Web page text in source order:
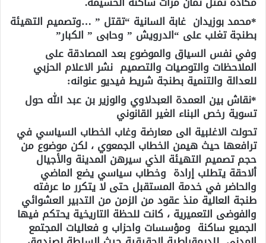
*محمد بوزيدان غابة السانية “تقتل ” …وتصميم التهيئة
بطنجة تغلب على “الدرويش ” وحابى ” الكبار”
وفي نفس السياق والموضوع بعد المصادقة على
الملاحظات والتوصيات والتصميم نشر الاعلام الحزبي
للعدالة والتنمية بطنجة شريط فيديو عنوانه:
*نقاش بين العمدة العبدلاوي والوزير بن عبد الله حول
تسوية رخص البناء الغير القانوني
تحولت الاغلبية الى معارضة وغاب الخطاب السياسي في
ترافعها حيث هيمن الخطاب الجمعوي ، لكن موضوع من
حجم تصميم التهيئة الذي سيرهن المدينة والأجيال
ألاحقة يتطلب إرادة وخطاب سياسي يضع الماضي
والحاضر في خدمة المستقبل حتى لا يتكرر ما عرفته
طنجة العالية منذ عقود من الزمن من التدبير العشوائي
والفوضى التعميرية ، كانت للحظة التاريخية يحتكم فيها
الجميع ساكنة ومؤسسات واحزاب و فعاليات المجتمع